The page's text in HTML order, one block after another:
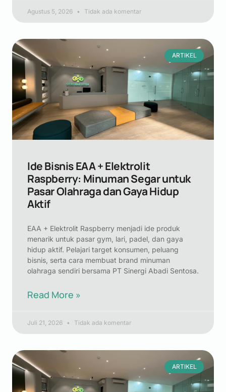
Agustus 5, 2026 Tidak ada komentar
ARTIKEL
Ide Bisnis EAA + Elektrolit
Raspberry: Minuman Segar untuk
Pasar Olahraga dan Gaya Hidup
Aktif
EAA + Elektrolit Raspberry menjadi ide produk
menarik untuk pasar gym, lari, padel, dan gaya
hidup aktif. Pelajari target konsumen, peluang
bisnis, serta cara membuat brand minuman
olahraga sendiri bersama PT Sinergi Abadi Sentosa.
Read More »
Juli 21, 2026 Tidak ada komentar
ARTIKEL